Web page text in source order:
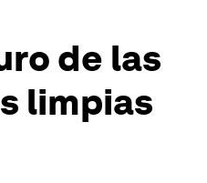
de las
limpias